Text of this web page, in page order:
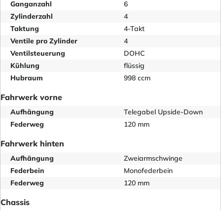
Ganganzahl
6
Zylinderzahl
4
Taktung
4-Takt
Ventile pro Zylinder
4
Ventilsteuerung
DOHC
Kühlung
flüssig
Hubraum
998 ccm
Fahrwerk vorne
Aufhängung
Telegabel Upside-Down
Federweg
120 mm
Fahrwerk hinten
Aufhängung
Zweiarmschwinge
Federbein
Monofederbein
Federweg
120 mm
Chassis